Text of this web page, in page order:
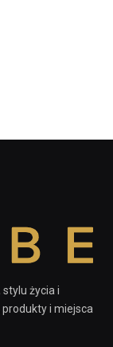
życia i
i miejsca